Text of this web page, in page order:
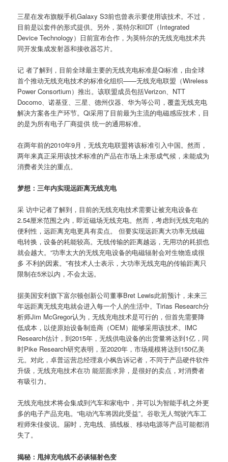
三星在发布旗舰手机Galaxy S3前也曾表示要使用该技术。不过，
目前是以套件的形式提供。另外，英特尔和IDT（Integrated
Device Technology）日前宣布合作，为英特尔的无线充电技术共
同开发集成发射器和接收器芯片。
记 者了解到，目前全球最主要的无线充电标准是Qi标准，由全球
首个推动无线充电技术的标准化组织——无线充电联盟（Wireless
Power Consortium）推出。该联盟成员包括Verizon、NTT
Docomo、诺基亚、三星、德州仪器、华为等公司，覆盖无线充电
解决方案各生产环节。Qi采用了目前最为主流的电磁感应技术，目
的是为所有电子厂商提供 统一的通用标准。
在两年前的2010年9月，无线充电联盟将该标准引入中国。然而，
两年来真正采用该技术标准的产品在市场上未形成气候，未能成为
消费者关注的重点。
梦想：三年内实现远距离无线充电
采 访中记者了解到，目前的无线充电技术需要让被充电设备在
2.54厘米范围之内，即近磁场无线充电。然而，考虑到无线充电的
便利性，远距离充电更具有卖点。 但要实现远距离大功率无线磁
电转换，设备的耗能较高。无线传输的距离越远，无用功的耗损也
就会越大。“功率太大的无线充电设备的电磁辐射会对生物造成很
多 不利的因素。”有技术人士表示，大功率无线充电的传输距离只
限制在5米以内，不会太远。
据美国安利旗下富尔顿创新公司董事Bret Lewis此前预计，未来三
年远距离无线充电就会进入每一个人的生活中。Tirias Research分
析师Jim McGregor认为，无线充电技术是可行的，但首先需要降
低成本，以使原始设备制造商（OEM）能够采用该技术。IMC
Research估计，到2015年，无线供电设备的出货量将达到1亿，同
时Pike Research研究表明，至2020年，市场规模将达到150亿美
元。对此，卓普运营总经理袁小枫告诉记者，不同于产品硬件软件
升级，无线充电技术在功 能层面求异，是很好的卖点，对消费者
有吸引力。
无线充电技术将会集成到汽车和家电中，并可以为智能手机之外更
多的电子产品充电。“电动汽车将因此受益”。谷歌无人驾驶汽车工
程师朱佳俊说。届时，充电线、插线板、移动电源等产品可能都消
失了。
揭秘：甩掉充电线不必谈辐射色变